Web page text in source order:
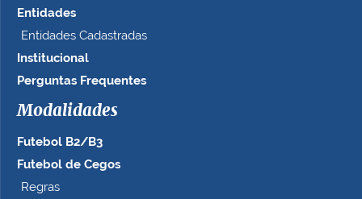
Entidades
Entidades Cadastradas
Institucional
Perguntas Frequentes
Modalidades
Futebol B2/B3
Futebol de Cegos
Regras